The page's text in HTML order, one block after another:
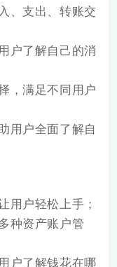
、支出、转账交
户了解自己的消
，满足不同用户
用户全面了解自
用户轻松上手；
种资产账户管
户了解钱花在哪